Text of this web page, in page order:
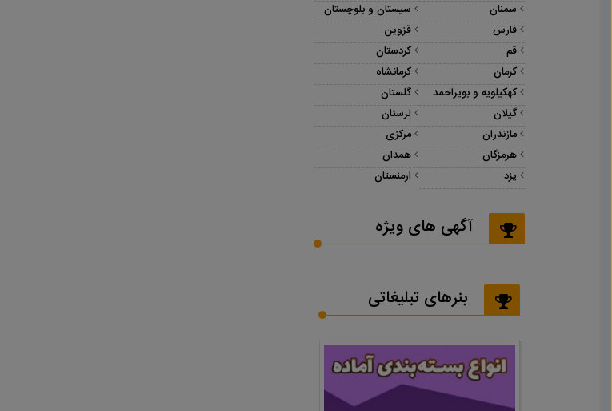
سمنان
سیستان و بلوچستان
فارس
قزوین
قم
کردستان
کرمان
کرمانشاه
کهکیلویه و بویراحمد
گلستان
گیلان
لرستان
مازندران
مرکزی
هرمزگان
همدان
یزد
ارمنستان
آگهی های ویژه
بنرهای تبلیغاتی